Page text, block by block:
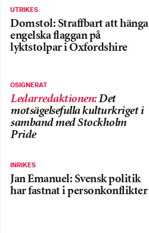
UTRIKES
Domstol: Straffbart att hänga
engelska flaggan på
lyktstolpar i Oxfordshire
OSIGNERAT
Ledarredaktionen:Det
motsägelsefulla kulturkriget i
samband med Stockholm
Pride
INRIKES
Jan Emanuel: Svensk politik
har fastnat i personkonflikter